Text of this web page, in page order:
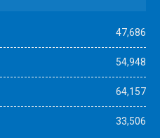
47,686
54,948
64,157
33,506